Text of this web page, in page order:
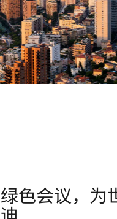
色会议，为